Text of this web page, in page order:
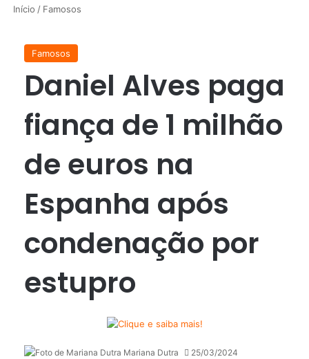
Início / Famosos
Famosos
Daniel Alves paga
fiança de 1 milhão
de euros na
Espanha após
condenação por
estupro
Mariana Dutra
25/03/2024